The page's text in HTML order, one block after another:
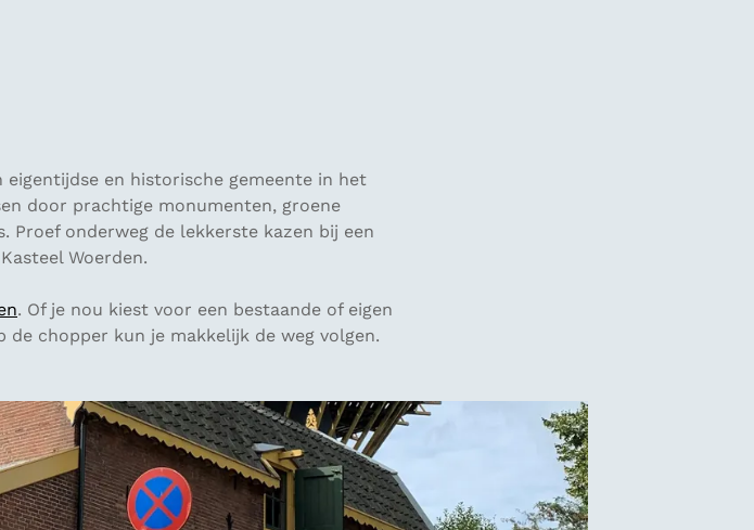
eigentijdse en historische gemeente in het
door prachtige monumenten, groene
Proef onderweg de lekkerste kazen bij een
Woerden.
. Of je nou kiest voor een bestaande of eigen
chopper kun je makkelijk de weg volgen.